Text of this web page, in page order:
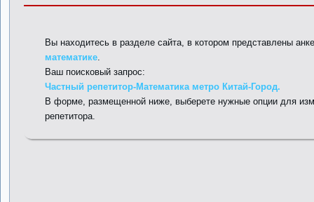
Вы находитесь в разделе сайта, в котором представлены
математике.
Ваш поисковый запрос:
Частный репетитор-Математика метро Китай-Город.
В форме, размещенной ниже, выберете нужные опции для
репетитора.